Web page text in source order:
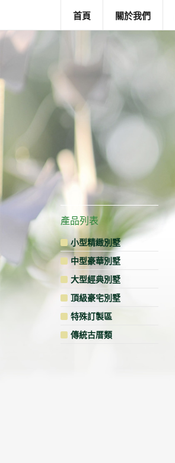
首頁 關於我們
產品列表
小型精緻別墅
中型豪華別墅
大型經典別墅
頂級豪宅別墅
特殊訂製區
傳統古厝類